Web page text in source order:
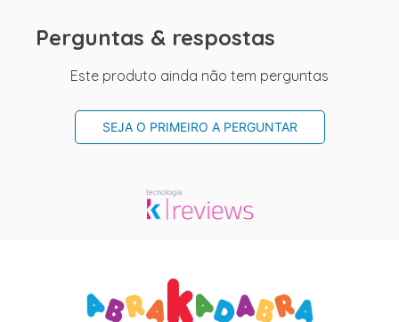
Perguntas & respostas
Este produto ainda não tem perguntas
SEJA O PRIMEIRO A PERGUNTAR